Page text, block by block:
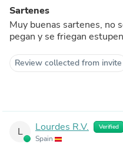
Sartenes
Muy buenas sartenes, no
pegan y se friegan
Review collected from invite
L Lourdes R.V. Verified
Spain